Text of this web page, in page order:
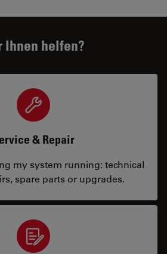
helfen?
& Repair
my system running: technical
spare parts or upgrades.